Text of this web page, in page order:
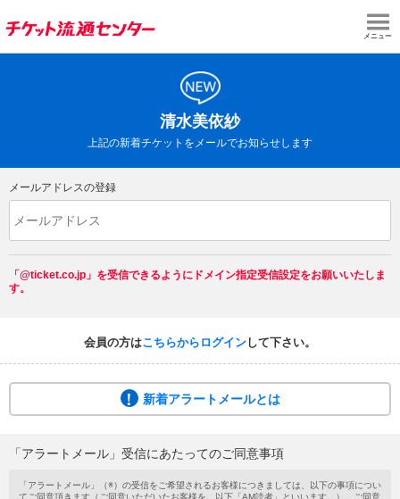
メニュー
清水美依紗
上記の新着チケットをメールでお知らせします
メールアドレスの登録
「@ticket.co.jp」を受信できるようにドメイン指定受信設定をお願いいたしま
す。
会員の方はこちらからログイン して下さい。
新着アラートメールとは
会員登録がお済みでない方もメールアドレスを登録するだけで気軽にご利用い
ただけます。
たメールアドレスへ1日1回配信されます。
「アラートメール」受信にあたってのご同意事項